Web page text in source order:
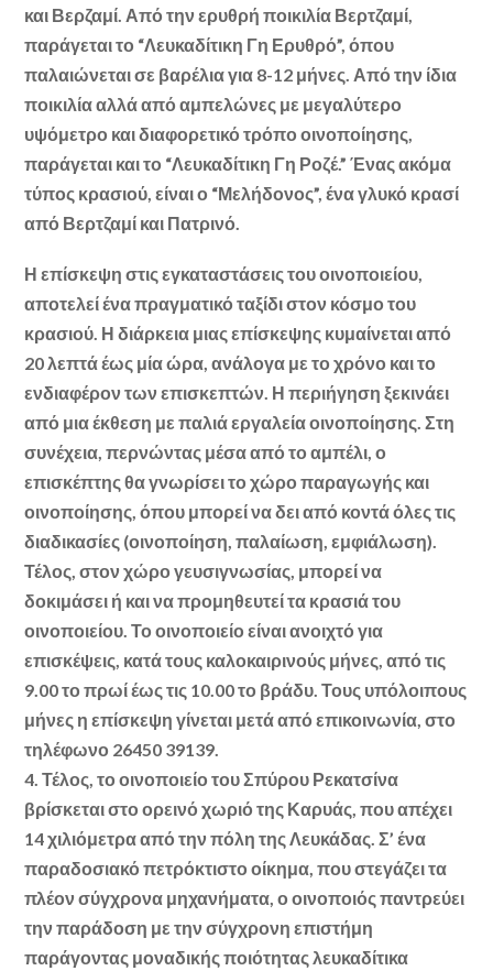
και Βερζαμί. Από την ερυθρή ποικιλία Βερτζαμί,
παράγεται το “Λευκαδίτικη Γη Ερυθρό”, όπου
παλαιώνεται σε βαρέλια για 8-12 μήνες. Από την ίδια
ποικιλία αλλά από αμπελώνες με μεγαλύτερο
υψόμετρο και διαφορετικό τρόπο οινοποίησης,
παράγεται και το “Λευκαδίτικη Γη Ροζέ.” Ένας ακόμα
τύπος κρασιού, είναι ο “Μελήδονος”, ένα γλυκό κρασί
από Βερτζαμί και Πατρινό.
Η επίσκεψη στις εγκαταστάσεις του οινοποιείου,
αποτελεί ένα πραγματικό ταξίδι στον κόσμο του
κρασιού. Η διάρκεια μιας επίσκεψης κυμαίνεται από
20 λεπτά έως μία ώρα, ανάλογα με το χρόνο και το
ενδιαφέρον των επισκεπτών. Η περιήγηση ξεκινάει
από μια έκθεση με παλιά εργαλεία οινοποίησης. Στη
συνέχεια, περνώντας μέσα από το αμπέλι, ο
επισκέπτης θα γνωρίσει το χώρο παραγωγής και
οινοποίησης, όπου μπορεί να δει από κοντά όλες τις
διαδικασίες (οινοποίηση, παλαίωση, εμφιάλωση).
Τέλος, στον χώρο γευσιγνωσίας, μπορεί να
δοκιμάσει ή και να προμηθευτεί τα κρασιά του
οινοποιείου. Το οινοποιείο είναι ανοιχτό για
επισκέψεις, κατά τους καλοκαιρινούς μήνες, από τις
9.00 το πρωί έως τις 10.00 το βράδυ. Τους υπόλοιπους
μήνες η επίσκεψη γίνεται μετά από επικοινωνία, στο
τηλέφωνο 26450 39139.
4. Τέλος, το οινοποιείο του Σπύρου Ρεκατσίνα
βρίσκεται στο ορεινό χωριό της Καρυάς, που απέχει
14 χιλιόμετρα από την πόλη της Λευκάδας. Σ’ ένα
παραδοσιακό πετρόκτιστο οίκημα, που στεγάζει τα
πλέον σύγχρονα μηχανήματα, ο οινοποιός παντρεύει
την παράδοση με την σύγχρονη επιστήμη
παράγοντας μοναδικής ποιότητας λευκαδίτικα